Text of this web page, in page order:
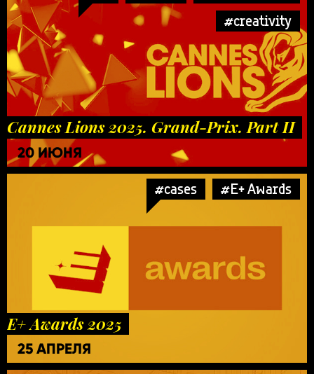
#creativity
Cannes Lions 2025. Grand-Prix. Part II
20 ИЮНЯ
#cases #E+ Awards
E+ Awards 2025
25 АПРЕЛЯ